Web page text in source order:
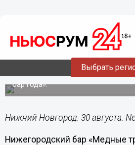
Выбрать
30.08.202314:52
Нижегородский бар
всероссийской премии
Его признали лучшим в номинации
бар года».
Нижний Новгород. 30 августа.
Нижегородский бар «Медные